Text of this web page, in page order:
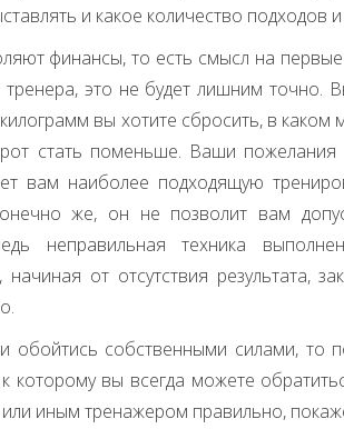
и какое количество подходов
финансы, то есть смысл на
тренера, это не будет лишним точно.
вы хотите сбросить, в
стать поменьше. Ваши пожелания
вам наиболее подходящую
же, он не позволит вам
неправильная техника
начиная от отсутствия результата,
обойтись собственными силами, то
которому вы всегда можете
иным тренажером правильно,